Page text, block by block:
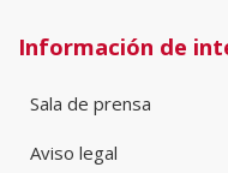
Información de
Sala de prensa
Aviso legal